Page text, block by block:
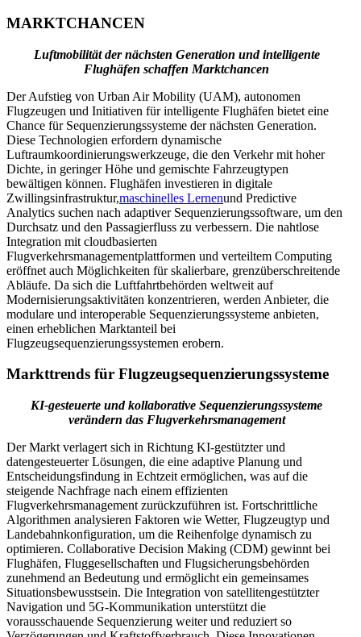
MARKTCHANCEN
Luftmobilität der nächsten Generation und intelligente
Flughäfen schaffen Marktchancen
Der Aufstieg von Urban Air Mobility (UAM), autonomen
Flugzeugen und Initiativen für intelligente Flughäfen bietet eine
Chance für Sequenzierungssysteme der nächsten Generation.
Diese Technologien erfordern dynamische
Luftraumkoordinierungswerkzeuge, die den Verkehr mit hoher
Dichte, in geringer Höhe und gemischte Fahrzeugtypen
bewältigen können. Flughäfen investieren in digitale
Zwillingsinfrastruktur,maschinelles Lernenund Predictive
Analytics suchen nach adaptiver Sequenzierungssoftware, um den
Durchsatz und den Passagierfluss zu verbessern. Die nahtlose
Integration mit cloudbasierten
Flugverkehrsmanagementplattformen und verteiltem Computing
eröffnet auch Möglichkeiten für skalierbare, grenzüberschreitende
Abläufe. Da sich die Luftfahrtbehörden weltweit auf
Modernisierungsaktivitäten konzentrieren, werden Anbieter, die
modulare und interoperable Sequenzierungssysteme anbieten,
einen erheblichen Marktanteil bei
Flugzeugsequenzierungssystemen erobern.
Markttrends für Flugzeugsequenzierungssysteme
KI-gesteuerte und kollaborative Sequenzierungssysteme
verändern das Flugverkehrsmanagement
Der Markt verlagert sich in Richtung KI-gestützter und
datengesteuerter Lösungen, die eine adaptive Planung und
Entscheidungsfindung in Echtzeit ermöglichen, was auf die
steigende Nachfrage nach einem effizienten
Flugverkehrsmanagement zurückzuführen ist. Fortschrittliche
Algorithmen analysieren Faktoren wie Wetter, Flugzeugtyp und
Landebahnkonfiguration, um die Reihenfolge dynamisch zu
optimieren. Collaborative Decision Making (CDM) gewinnt bei
Flughäfen, Fluggesellschaften und Flugsicherungsbehörden
zunehmend an Bedeutung und ermöglicht ein gemeinsames
Situationsbewusstsein. Die Integration von satellitengestützter
Navigation und 5G-Kommunikation unterstützt die
vorausschauende Sequenzierung weiter und reduziert so